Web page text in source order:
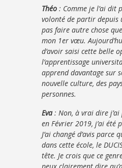
Théo : Comme je l’ai dit
volonté de partir depuis
pas faire autre chose
mon 1er vœu.
d’avoir saisi cette belle
l’apprentissage
apprend davantage sur
nouvelle culture, des
personnes.
Eva: Non, à vrai dire j’ai
en Février 2019, j’ai été
J’ai changé d’avis
dans cette école, le
tête. Je crois que ce